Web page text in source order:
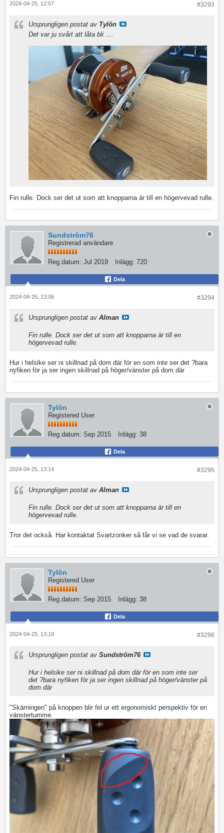
#3293
2024-04-25, 12:57
Ursprungligen postat av Tylön
Det var ju svårt att låta bli ....
Fin rulle. Dock ser det ut som att knopparna är till en högervevad rulle.
Sundström76
Registrerad användare
Reg.datum: Jul 2019 Inlägg: 720
Dela
#3294
2024-04-25, 13:06
Ursprungligen postat av Alman
Fin rulle. Dock ser det ut som att knopparna är till en
högervevad rulle.
Hur i helsike ser ni skillnad på dom där för en som inte ser det ?bara
nyfiken för ja ser ingen skillnad på höger/vänster på dom där
Tylön
Registered User
Reg.datum: Sep 2015 Inlägg: 38
Dela
#3295
2024-04-25, 13:14
Ursprungligen postat av Alman
Fin rulle. Dock ser det ut som att knopparna är till en
högervevad rulle.
Tror det också. Har kontaktat Svartzonker så får vi se vad de svarar.
Tylön
Registered User
Reg.datum: Sep 2015 Inlägg: 38
Dela
#3296
2024-04-25, 13:19
Ursprungligen postat av Sundström76
Hur i helsike ser ni skillnad på dom där för en som inte ser
det ?bara nyfiken för ja ser ingen skillnad på höger/vänster på
dom där
"Skärningen" på knoppen blir fel ur ett ergonomiskt perspektiv för en
vänstertumme.